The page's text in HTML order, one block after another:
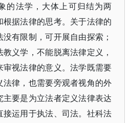
的法学，大体上可归结为两
据法律的思考。关于法律的
有限制，可开展自由探索；
义学，不能脱离法律定义，
视法律的意义。法学既需要
律，也需要旁观者视角的外
要是为立法者定义法律表达
运用于执法、司法。社科法